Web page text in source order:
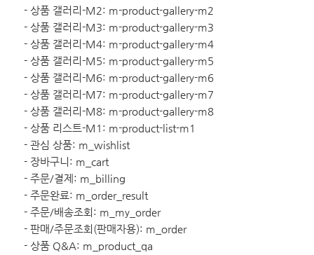
- 상품 갤러리-M2: m-product-gallery-m2
- 상품 갤러리-M3: m-product-gallery-m3
- 상품 갤러리-M4: m-product-gallery-m4
- 상품 갤러리-M5: m-product-gallery-m5
- 상품 갤러리-M6: m-product-gallery-m6
- 상품 갤러리-M7: m-product-gallery-m7
- 상품 갤러리-M8: m-product-gallery-m8
- 상품 리스트-M1: m-product-list-m1
- 관심 상품: m_wishlist
- 장바구니: m_cart
- 주문/결제: m_billing
- 주문완료: m_order_result
- 주문/배송조회: m_my_order
- 판매/주문조회(판매자용): m_order
- 상품 Q&A: m_product_qa